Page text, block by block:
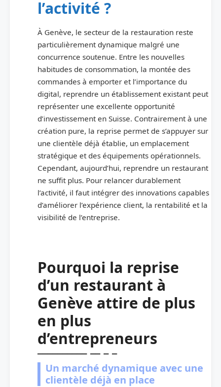
l’activité ?
À Genève, le secteur de la restauration reste
particulièrement dynamique malgré une
concurrence soutenue. Entre les nouvelles
habitudes de consommation, la montée des
commandes à emporter et l’importance du
digital, reprendre un établissement existant peut
représenter une excellente opportunité
d’investissement en Suisse. Contrairement à une
création pure, la reprise permet de s’appuyer sur
une clientèle déjà établie, un emplacement
stratégique et des équipements opérationnels.
Cependant, aujourd’hui, reprendre un restaurant
ne suffit plus. Pour relancer durablement
l’activité, il faut intégrer des innovations capables
d’améliorer l’expérience client, la rentabilité et la
visibilité de l’entreprise.
Pourquoi la reprise
d’un restaurant à
Genève attire de plus
en plus
d’entrepreneurs
Un marché dynamique avec une
clientèle déjà en place